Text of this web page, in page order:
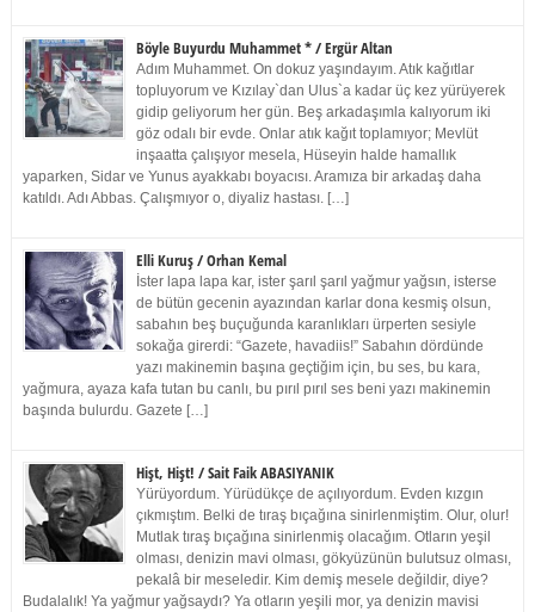
Böyle Buyurdu Muhammet * / Ergür Altan
Adım Muhammet. On dokuz yaşındayım. Atık kağıtlar
topluyorum ve Kızılay`dan Ulus`a kadar üç kez yürüyerek
gidip geliyorum her gün. Beş arkadaşımla kalıyorum iki
göz odalı bir evde. Onlar atık kağıt toplamıyor; Mevlüt
inşaatta çalışıyor mesela, Hüseyin halde hamallık
yaparken, Sidar ve Yunus ayakkabı boyacısı. Aramıza bir arkadaş daha
katıldı. Adı Abbas. Çalışmıyor o, diyaliz hastası. […]
Elli Kuruş / Orhan Kemal
İster lapa lapa kar, ister şarıl şarıl yağmur yağsın, isterse
de bütün gecenin ayazından karlar dona kesmiş olsun,
sabahın beş buçuğunda karanlıkları ürperten sesiyle
sokağa girerdi: “Gazete, havadiis!” Sabahın dördünde
yazı makinemin başına geçtiğim için, bu ses, bu kara,
yağmura, ayaza kafa tutan bu canlı, bu pırıl pırıl ses beni yazı makinemin
başında bulurdu. Gazete […]
Hişt, Hişt! / Sait Faik ABASIYANIK
Yürüyordum. Yürüdükçe de açılıyordum. Evden kızgın
çıkmıştım. Belki de tıraş bıçağına sinirlenmiştim. Olur, olur!
Mutlak tıraş bıçağına sinirlenmiş olacağım. Otların yeşil
olması, denizin mavi olması, gökyüzünün bulutsuz olması,
pekalâ bir meseledir. Kim demiş mesele değildir, diye?
Budalalık! Ya yağmur yağsaydı? Ya otların yeşili mor, ya denizin mavisi